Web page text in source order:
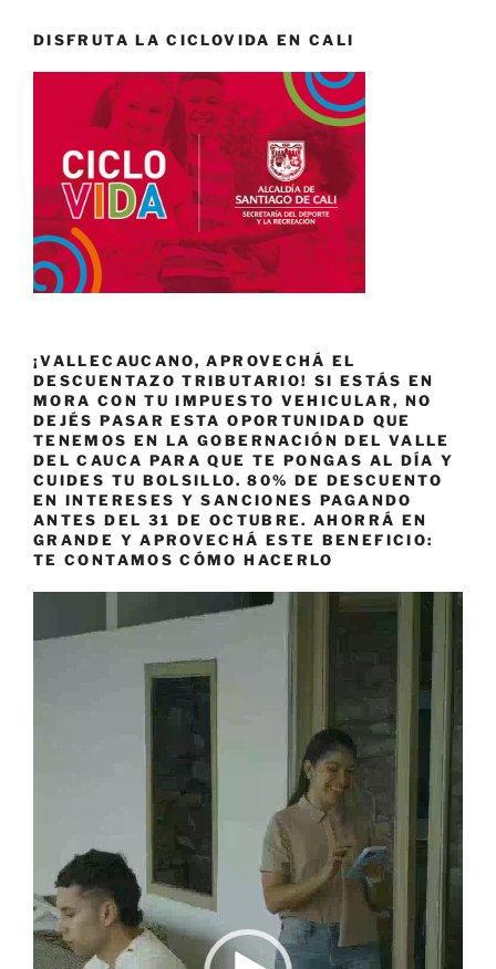
DISFRUTA LA CICLOVIDA EN CALI
¡VALLECAUCANO, APROVECHÁ EL
DESCUENTAZO TRIBUTARIO! SI ESTÁS EN
MORA CON TU IMPUESTO VEHICULAR, NO
DEJÉS PASAR ESTA OPORTUNIDAD QUE
TENEMOS EN LA GOBERNACIÓN DEL VALLE
DEL CAUCA PARA QUE TE PONGAS AL DÍA Y
CUIDES TU BOLSILLO. 80% DE DESCUENTO
EN INTERESES Y SANCIONES PAGANDO
ANTES DEL 31 DE OCTUBRE. AHORRÁ EN
GRANDE Y APROVECHÁ ESTE BENEFICIO:
TE CONTAMOS CÓMO HACERLO